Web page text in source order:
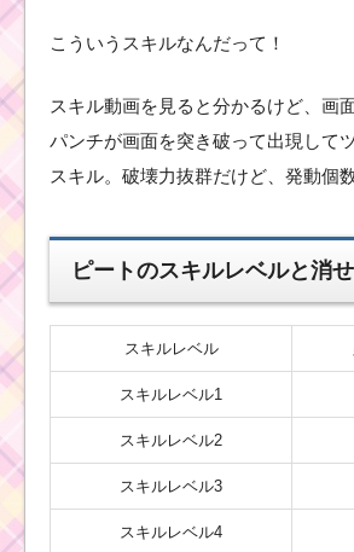
こういうスキルなんだって！
スキル動画を見ると分かるけど、画
パンチが画面を突き破って出現して
スキル。破壊力抜群だけど、発動個
ピートのスキルレベルと消
スキルレベル
スキルレベル1
スキルレベル2
スキルレベル3
スキルレベル4